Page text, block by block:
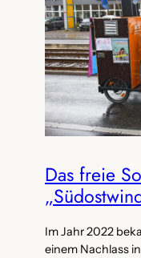
Das freie
Im Jahr 2022
einem Nachlass